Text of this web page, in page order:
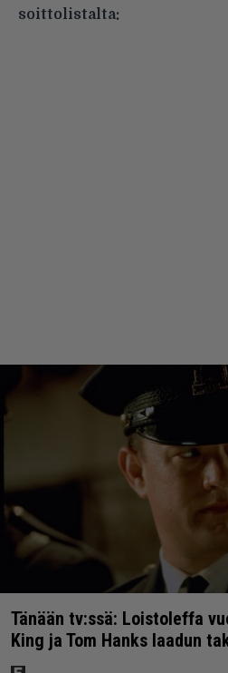
soittolistalta:
Tänään tv:ssä: Loistoleffa
King ja Tom Hanks laadun